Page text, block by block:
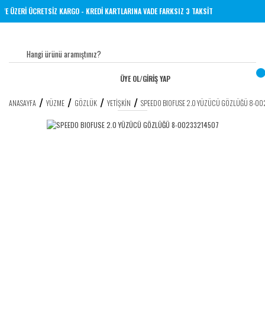
VE ÜZERİ ÜCRETSİZ KARGO - KREDİ KARTLARINA VADE FARKSIZ 3 TAKSİT
ÜYE OL/GİRİŞ YAP
ANASAYFA YÜZME GÖZLÜK YETIŞKIN SPEEDO BIOFUSE 2.0 YÜZÜCÜ GÖZLÜĞÜ 8-